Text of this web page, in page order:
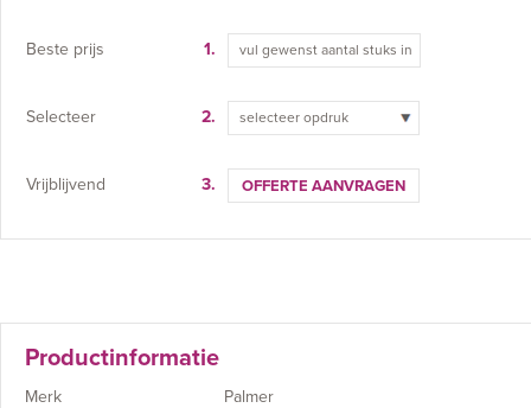
Beste prijs 1.
Selecteer 2. selecteer opdruk
Vrijblijvend 3. OFFERTE AANVRAGEN
Productinformatie
Merk
Palmer